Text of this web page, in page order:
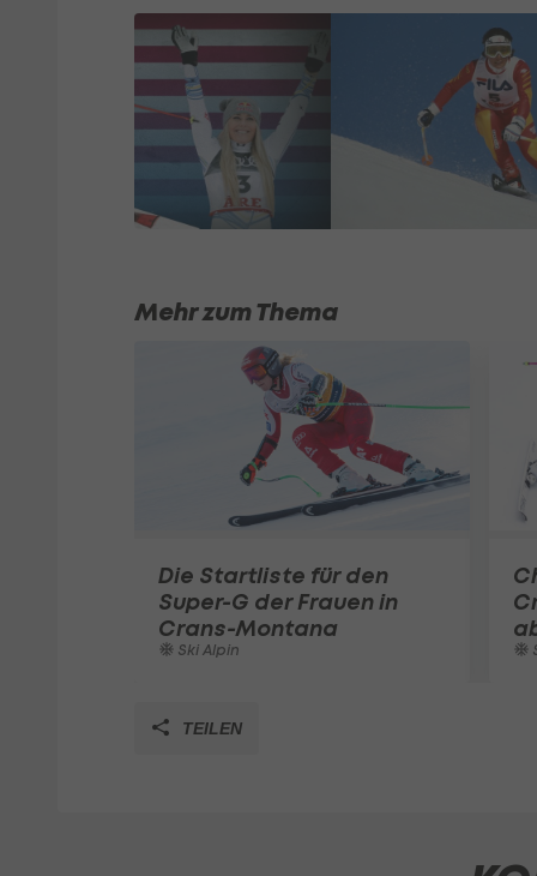
Mehr zum Thema
Die Startliste für den
Super-G der Frauen in
Crans-Montana
Ski Alpin
TEILEN